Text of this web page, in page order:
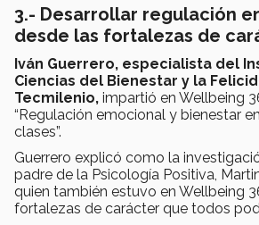
3.- Desarrollar regulación
desde las fortalezas de
Iván Guerrero, especialista del
Ciencias del Bienestar y la
Tecmilenio, impartió en Wellbeing
“Regulación emocional y bienestar
clases”.
Guerrero explicó como la
padre de la Psicología Positiva,
quien también estuvo en Wellbeing
fortalezas de carácter que todos